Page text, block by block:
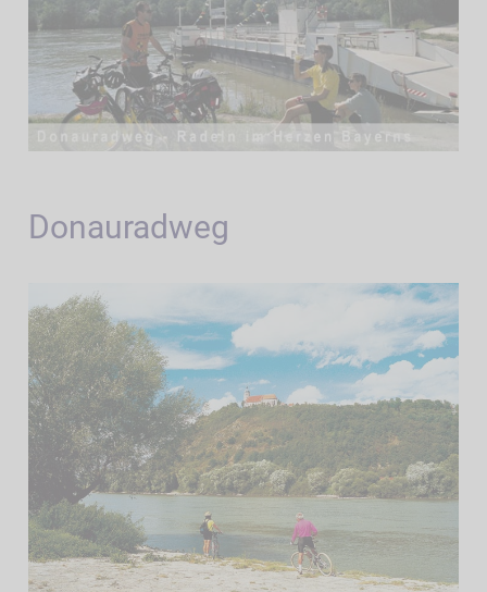
Donauradweg